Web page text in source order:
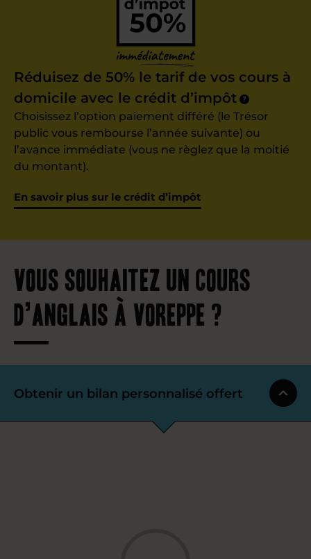
Réduisez de 50% le tarif de vos cours à
domicile avec le crédit d’impôt
?
Choisissez l’option paiement différé (le Trésor
public vous rembourse l’année suivante) ou
l’avance immédiate (vous ne règlez que la moitié
du montant).
En savoir plus sur le crédit d’impôt
Vous souhaitez un cours
d’anglais à Voreppe ?
Obtenir un bilan personnalisé offert